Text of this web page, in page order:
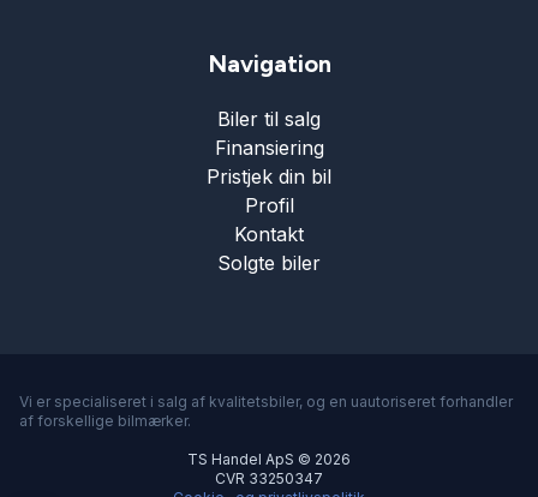
Navigation
Biler til salg
Finansiering
Pristjek din bil
Profil
Kontakt
Solgte biler
Vi er specialiseret i salg af kvalitetsbiler, og en uautoriseret forhandler
af forskellige bilmærker.
TS Handel ApS © 2026
CVR 33250347